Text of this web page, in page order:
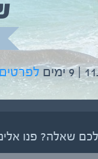
9 ימים
שאלה? פנו